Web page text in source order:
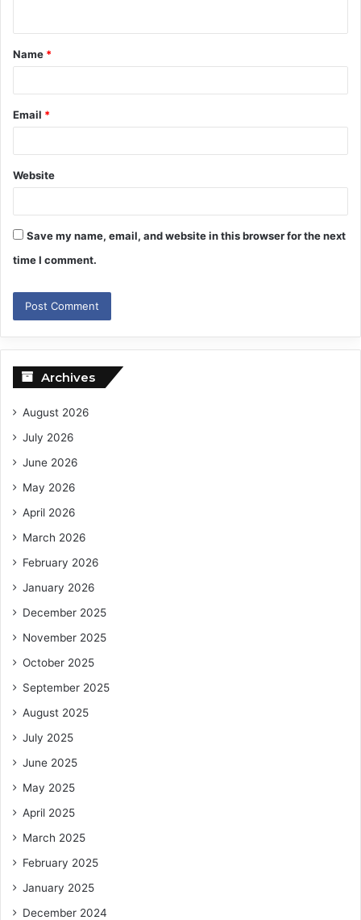
t
*
Name *
Email *
Website
Save my name, email, and website in this browser for the next
time I comment.
Archives
August 2026
July 2026
June 2026
May 2026
April 2026
March 2026
February 2026
January 2026
December 2025
November 2025
October 2025
September 2025
August 2025
July 2025
June 2025
May 2025
April 2025
March 2025
February 2025
January 2025
December 2024